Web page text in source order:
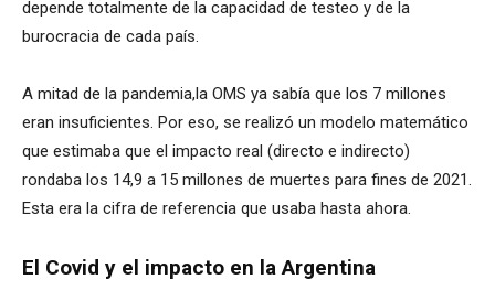
depende totalmente de la capacidad de testeo y de la
burocracia de cada país.
A mitad de la pandemia,la OMS ya sabía que los 7 millones
eran insuficientes. Por eso, se realizó un modelo matemático
que estimaba que el impacto real (directo e indirecto)
rondaba los 14,9 a 15 millones de muertes para fines de 2021.
Esta era la cifra de referencia que usaba hasta ahora.
El Covid y el impacto en la Argentina